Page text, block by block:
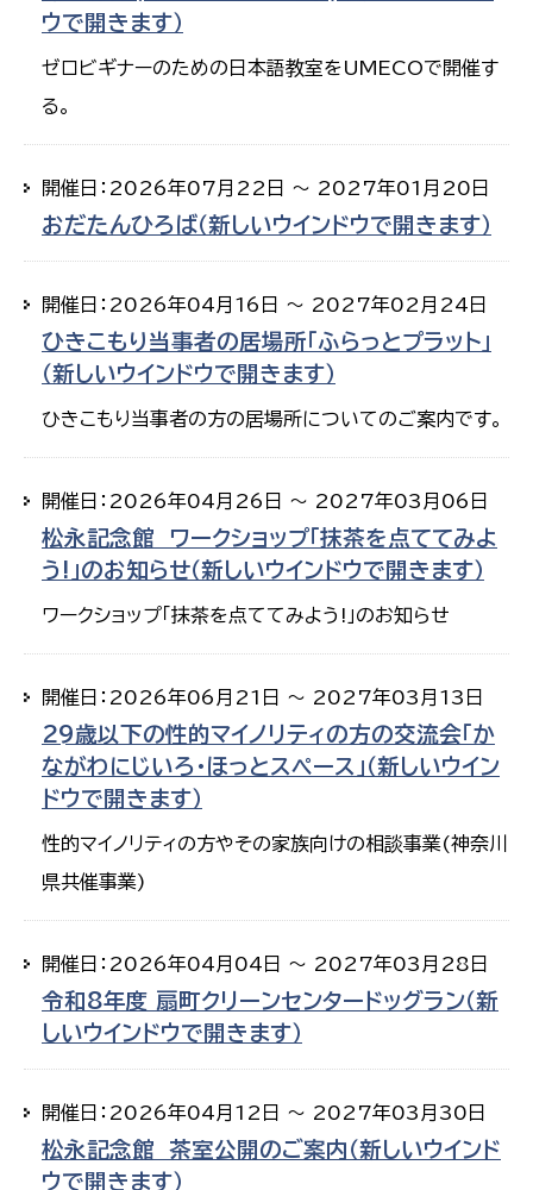
ウで開きます）
ゼロビギナーのための日本語教室をUMECOで開催す
る。
開催日：2026年07月22日 ～ 2027年01月20日
おだたんひろば（新しいウインドウで開きます）
開催日：2026年04月16日 ～ 2027年02月24日
ひきこもり当事者の居場所「ふらっとプラット」
（新しいウインドウで開きます）
ひきこもり当事者の方の居場所についてのご案内です。
開催日：2026年04月26日 ～ 2027年03月06日
松永記念館 ワークショップ「抹茶を点ててみよ
う!」のお知らせ（新しいウインドウで開きます）
ワークショップ「抹茶を点ててみよう!」のお知らせ
開催日：2026年06月21日 ～ 2027年03月13日
29歳以下の性的マイノリティの方の交流会「か
ながわにじいろ・ほっとスペース」（新しいウイン
ドウで開きます）
性的マイノリティの方やその家族向けの相談事業(神奈川
県共催事業)
開催日：2026年04月04日 ～ 2027年03月28日
令和8年度 扇町クリーンセンタードッグラン（新
しいウインドウで開きます）
開催日：2026年04月12日 ～ 2027年03月30日
松永記念館 茶室公開のご案内（新しいウインド
ウで開きます）